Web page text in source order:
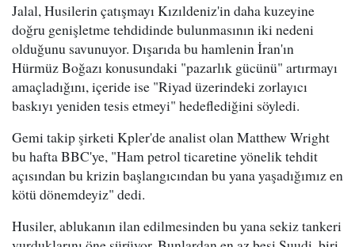
Jalal, Husilerin çatışmayı Kızıldeniz'in daha kuzeyine
doğru genişletme tehdidinde bulunmasının iki nedeni
olduğunu savunuyor. Dışarıda bu hamlenin İran'ın
Hürmüz Boğazı konusundaki "pazarlık gücünü" artırmayı
amaçladığını, içeride ise "Riyad üzerindeki zorlayıcı
baskıyı yeniden tesis etmeyi" hedeflediğini söyledi.
Gemi takip şirketi Kpler'de analist olan Matthew Wright
bu hafta BBC'ye, "Ham petrol ticaretine yönelik tehdit
açısından bu krizin başlangıcından bu yana yaşadığımız en
kötü dönemdeyiz" dedi.
Husiler, ablukanın ilan edilmesinden bu yana sekiz tankeri